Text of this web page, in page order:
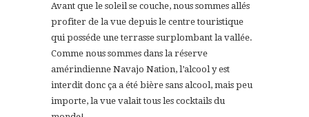
Avant que le soleil se couche, nous sommes allés
profiter de la vue depuis le centre touristique
qui posséde une terrasse surplombant la vallée.
Comme nous sommes dans la réserve
amérindienne Navajo Nation, l’alcool y est
interdit donc ça a été bière sans alcool, mais peu
importe, la vue valait tous les cocktails du